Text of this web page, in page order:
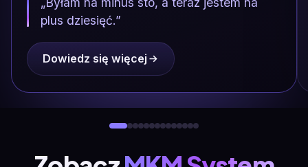
plus dziesięć.”
Dowiedz się więcej